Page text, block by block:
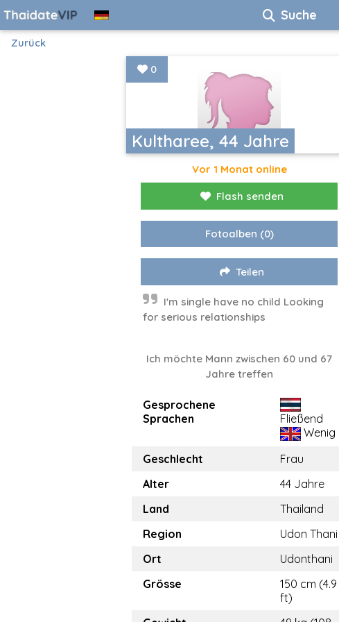
Suche
Zurück
Kultharee, 44 Jahre
0
Vor 1 Monat online
Flash senden
Fotoalben (0)
Teilen
I'm single have no child Looking
for serious relationships
Ich möchte Mann zwischen 60 und 67
Jahre treffen
Gesprochene
Sprachen
Fließend
Wenig
Geschlecht
Frau
Alter
44 Jahre
Land
Thailand
Region
Udon Thani
Ort
Udonthani
Grösse
150 cm (4.9
ft)